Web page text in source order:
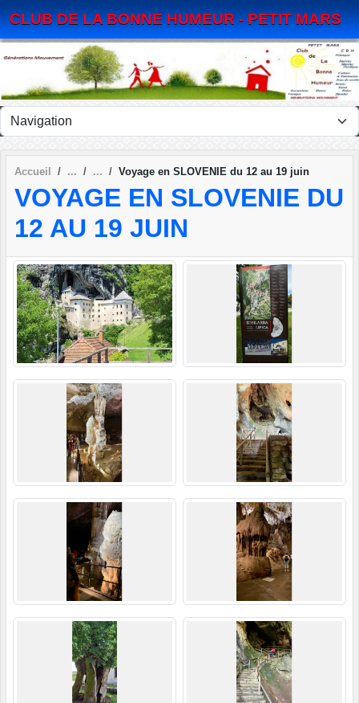
CLUB DE LA BONNE HUMEUR - PETIT MARS
Accueil Voyage en SLOVENIE du 12 au 19 juin
VOYAGE EN SLOVENIE DU
12 AU 19 JUIN